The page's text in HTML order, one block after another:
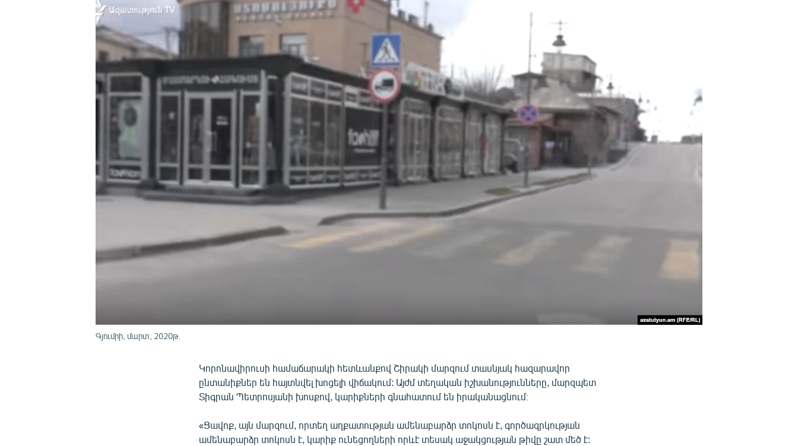
ՄԵԿՆԱԲԱՆՈՒԹՅՈՒՆ
ՁԳՏԵԼՈՎ ԼԱՎԱԳՈՒՅՆԻՆ
Գյումրի, մարտ, 2020թ.
Կորոնավիրուսի համաճարակի հետևանքով Շիրակի մարզում տասնյակ հազարավոր
ընտանիքներ են հայտնվել խոցելի վիճակում: Այժմ տեղական իշխանությունները, մարզպետ
Տիգրան Պետրոսյանի խոսքով, կարիքների գնահատում են իրականացնում։
«Ցավոք, այն մարզում, որտեղ աղքատության ամենաբարձր տոկոսն է, գործազրկության
ամենաբարձր տոկոսն է, կարիք ունեցողների որևէ տեսակ աջակցության թիվը շատ մեծ է: